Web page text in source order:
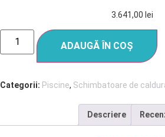
3.641,00 lei
ADAUGĂ ÎN COȘ
Categorii: Piscine, Schimbatoare de
Descriere